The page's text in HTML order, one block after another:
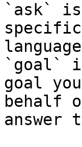
`ask`
`goal`
goal
behalf
answer